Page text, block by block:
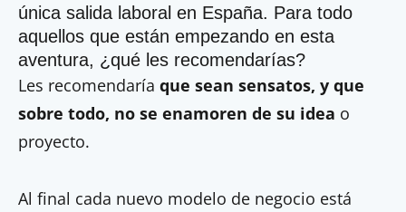
única salida laboral en España. Para todo
aquellos que están empezando en esta
aventura, ¿qué les recomendarías?
Les recomendaría que sean sensatos, y que
sobre todo, no se enamoren de su idea o
proyecto.
Al final cada nuevo modelo de negocio está